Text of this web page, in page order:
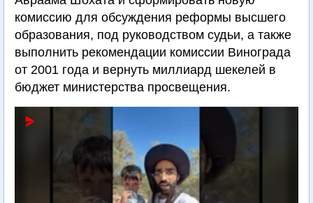
комиссию для обсуждения реформы высшего
образования, под руководством судьи, а также
выполнить рекомендации комиссии Винограда
от 2001 года и вернуть миллиард шекелей в
бюджет министерства просвещения.